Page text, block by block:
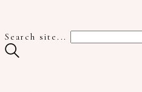
Search site...